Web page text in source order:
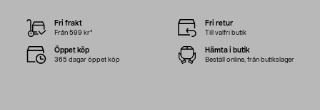
Fri frakt
Från 599 kr*
Fri retur
Till valfri butik
Öppet köp
365 dagar öppet köp
Hämta i butik
Beställ online, från butikslager